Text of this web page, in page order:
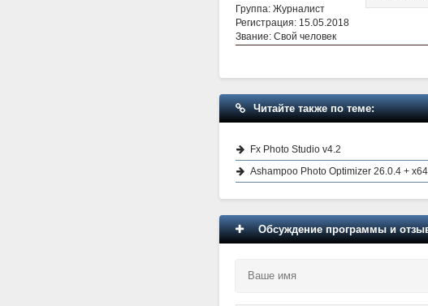
Группа: Журналист
Регистрация: 15.05.2018
Звание: Свой человек
Читайте также по теме:
Fx Photo Studio v4.2
Ashampoo Photo Optimizer 26.0.4 +
Обсуждение программы и